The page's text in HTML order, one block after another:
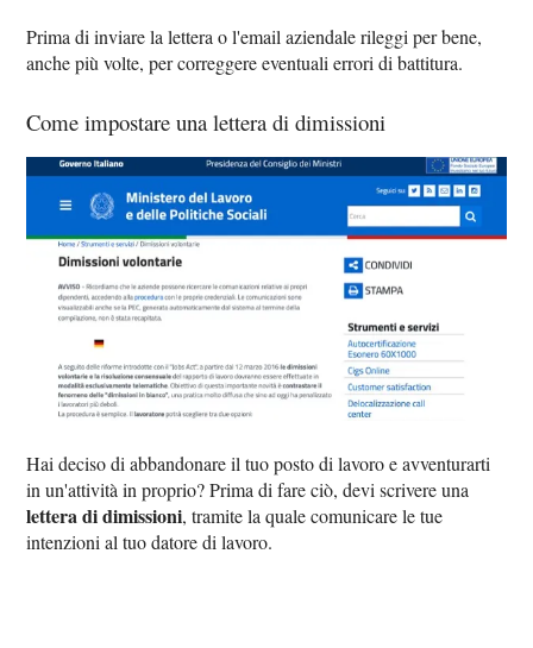
Prima di inviare la lettera o l'email aziendale rileggi per bene,
anche più volte, per correggere eventuali errori di battitura.
Come impostare una lettera di dimissioni
Hai deciso di abbandonare il tuo posto di lavoro e avventurarti
in un'attività in proprio? Prima di fare ciò, devi scrivere una
lettera di dimissioni, tramite la quale comunicare le tue
intenzioni al tuo datore di lavoro.